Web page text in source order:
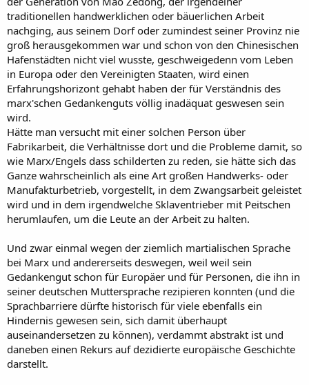
traditionellen handwerklichen oder bäuerlichen Arbeit
nachging, aus seinem Dorf oder zumindest seiner Provinz nie
groß herausgekommen war und schon von den Chinesischen
Hafenstädten nicht viel wusste, geschweigedenn vom Leben
in Europa oder den Vereinigten Staaten, wird einen
Erfahrungshorizont gehabt haben der für Verständnis des
marx'schen Gedankenguts völlig inadäquat geswesen sein
wird.
Hätte man versucht mit einer solchen Person über
Fabrikarbeit, die Verhältnisse dort und die Probleme damit, so
wie Marx/Engels dass schilderten zu reden, sie hätte sich das
Ganze wahrscheinlich als eine Art großen Handwerks- oder
Manufakturbetrieb, vorgestellt, in dem Zwangsarbeit geleistet
wird und in dem irgendwelche Sklaventrieber mit Peitschen
herumlaufen, um die Leute an der Arbeit zu halten.
Und zwar einmal wegen der ziemlich martialischen Sprache
bei Marx und andererseits deswegen, weil weil sein
Gedankengut schon für Europäer und für Personen, die ihn in
seiner deutschen Muttersprache rezipieren konnten (und die
Sprachbarriere dürfte historisch für viele ebenfalls ein
Hindernis gewesen sein, sich damit überhaupt
auseinandersetzen zu können), verdammt abstrakt ist und
daneben einen Rekurs auf dezidierte europäische Geschichte
darstellt.